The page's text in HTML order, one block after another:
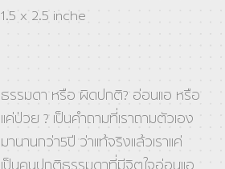
1.5 x 2.5 inche
ธรรมดา หรือ ผิดปกติ? อ่อนแอ หรือ
แค่ป่วย ? เป็นคำถามที่เราถามตัวเอง
มานานกว่า5ปี ว่าแท้จริงแล้วเราแค่